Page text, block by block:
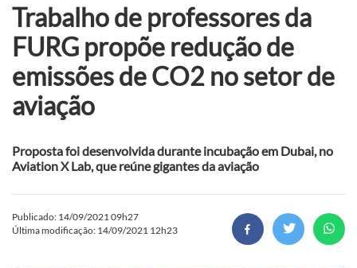
Trabalho de professores da
FURG propõe redução de
emissões de CO2 no setor de
aviação
Proposta foi desenvolvida durante incubação em Dubai, no
Aviation X Lab, que reúne gigantes da aviação
Publicado: 14/09/2021 09h27
Última modificação: 14/09/2021 12h23